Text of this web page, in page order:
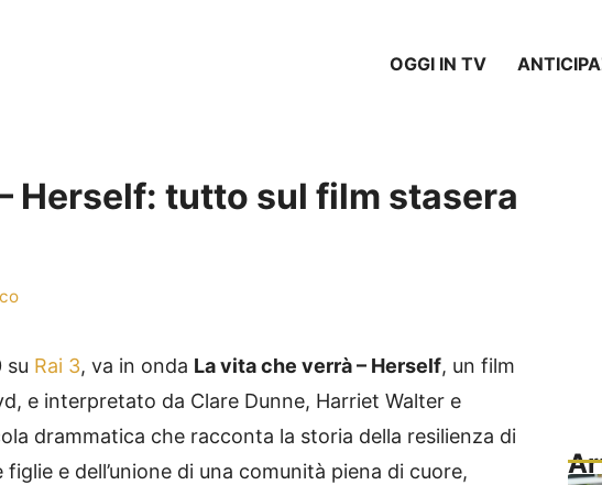
OGGI IN TV
Herself: tutto sul film stasera
su Rai 3, va in onda La vita che verrà – Herself, un film
e interpretato da Clare Dunne, Harriet Walter e
drammatica che racconta la storia della resilienza di
e dell’unione di una comunità piena di cuore,